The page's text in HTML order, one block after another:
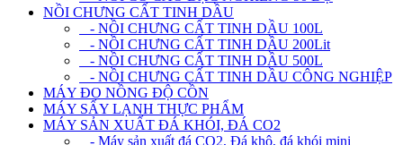
NỒI CHƯNG CẤT TINH DẦU
- NỒI CHƯNG CẤT TINH DẦU 100L
- NỒI CHƯNG CẤT TINH DẦU 200Lit
- NỒI CHƯNG CẤT TINH DẦU 500L
- NỒI CHƯNG CẤT TINH DẦU CÔNG NGHIỆP
MÁY ĐO NỒNG ĐỘ CỒN
MÁY SẤY LẠNH THỰC PHẨM
MÁY SẢN XUẤT ĐÁ KHÓI, ĐÁ CO2
- Máy sản xuất đá CO2, Đá khô, đá khói mini